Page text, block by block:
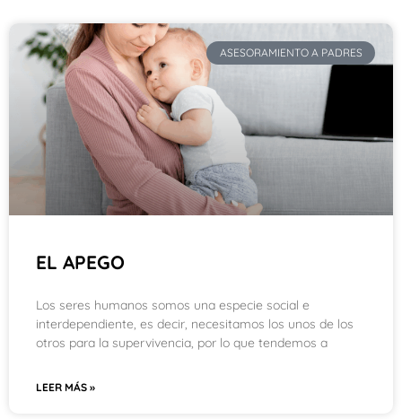
ASESORAMIENTO A PADRES
EL APEGO
Los seres humanos somos una especie social e
interdependiente, es decir, necesitamos los unos de los
otros para la supervivencia, por lo que tendemos a
LEER MÁS »